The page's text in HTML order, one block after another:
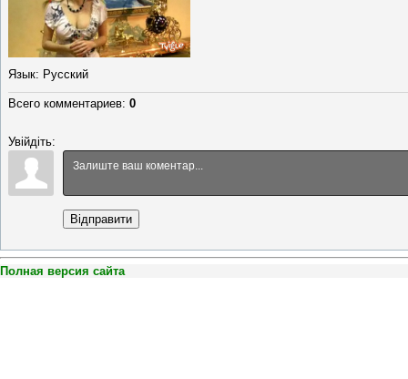
Язык: Русский
Всего комментариев: 0
Увійдіть:
Відправити
Полная версия сайта